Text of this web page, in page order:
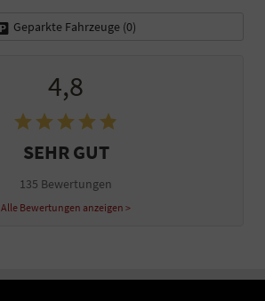
Geparkte Fahrzeuge (0)
4,8
SEHR GUT
135 Bewertungen
Alle Bewertungen anzeigen >